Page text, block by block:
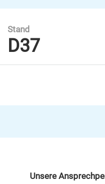
Stand
D37
Unsere